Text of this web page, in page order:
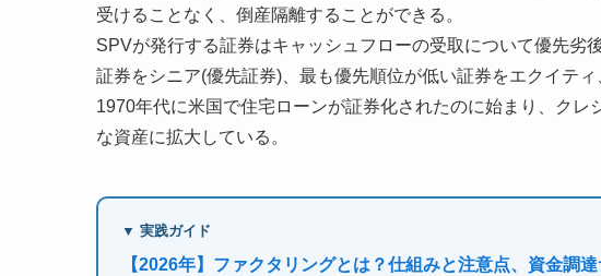
受けることなく、倒産隔離することができる。
SPVが発行する証券はキャッシュフローの受取について優先劣
証券をシニア(優先証券)、最も優先順位が低い証券をエクイテ
1970年代に米国で住宅ローンが証券化されたのに始まり、クレ
な資産に拡大している。
▼ 実践ガイド
【2026年】ファクタリングとは？仕組みと注意点、資金調